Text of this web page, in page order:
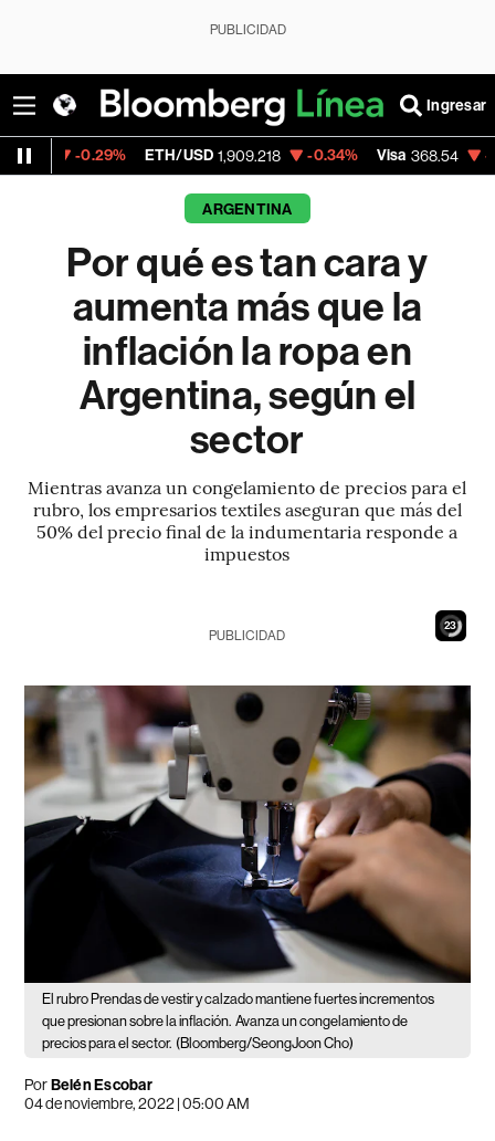
PUBLICIDAD
Ingresar
ETH/USD 1,909.218 -0.34% Visa 368.54 -0.28%
ARGENTINA
Por qué es tan cara y
aumenta más que la
inflación la ropa en
Argentina, según el
sector
Mientras avanza un congelamiento de precios para el
rubro, los empresarios textiles aseguran que más del
50% del precio final de la indumentaria responde a
impuestos
21
PUBLICIDAD
El rubro Prendas de vestir y calzado mantiene fuertes incrementos
que presionan sobre la inflación. Avanza un congelamiento de
precios para el sector. (Bloomberg/SeongJoon Cho)
PorBelén Escobar
04 de noviembre, 2022 | 05:00 AM